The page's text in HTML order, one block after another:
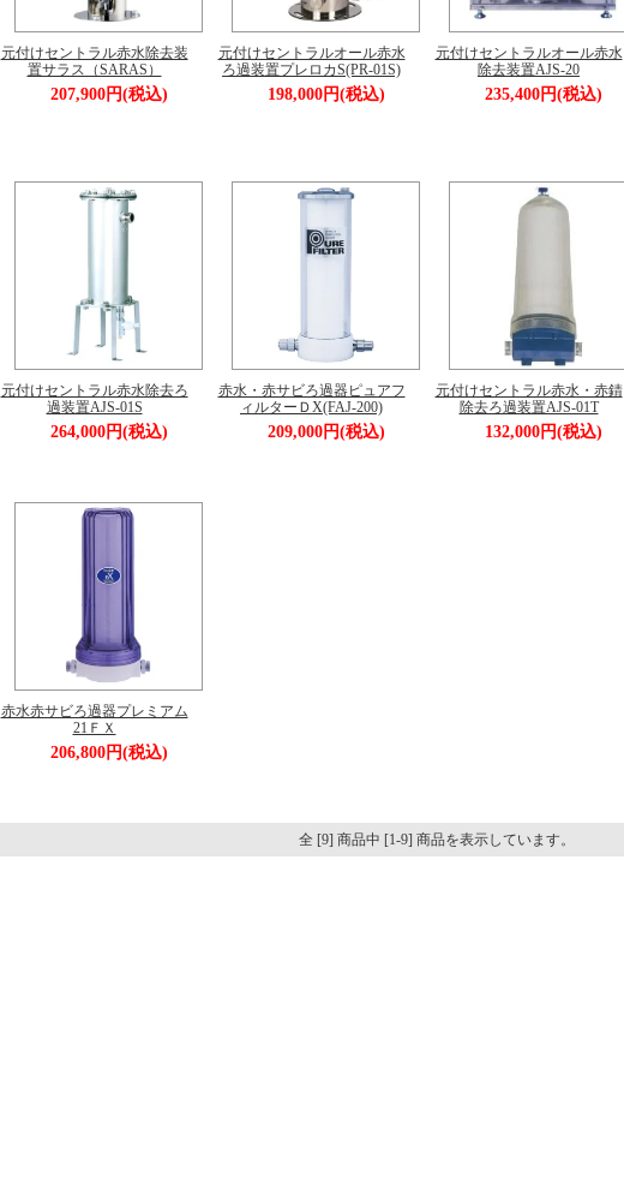
元付けセントラル赤水除去装
置サラス（SARAS）
207,900円(税込)
元付けセントラルオール赤水
ろ過装置プレロカS(PR-01S)
198,000円(税込)
元付けセントラルオール赤水
除去装置AJS-20
235,400円(税込)
元付けセントラル赤水除去ろ
過装置AJS-01S
264,000円(税込)
赤水・赤サビろ過器ピュアフ
ィルターＤX(FAJ-200)
209,000円(税込)
元付けセントラル赤水・赤錆
除去ろ過装置AJS-01T
132,000円(税込)
赤水赤サビろ過器プレミアム
21ＦＸ
206,800円(税込)
全 [9] 商品中 [1-9] 商品を表示しています。